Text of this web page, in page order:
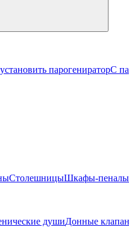
парогенираторС
СтолешницыШкафы-пеналы
душиДонные